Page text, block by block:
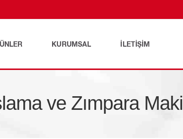
KURUMSAL İLETIŞIM
ve Zımpara